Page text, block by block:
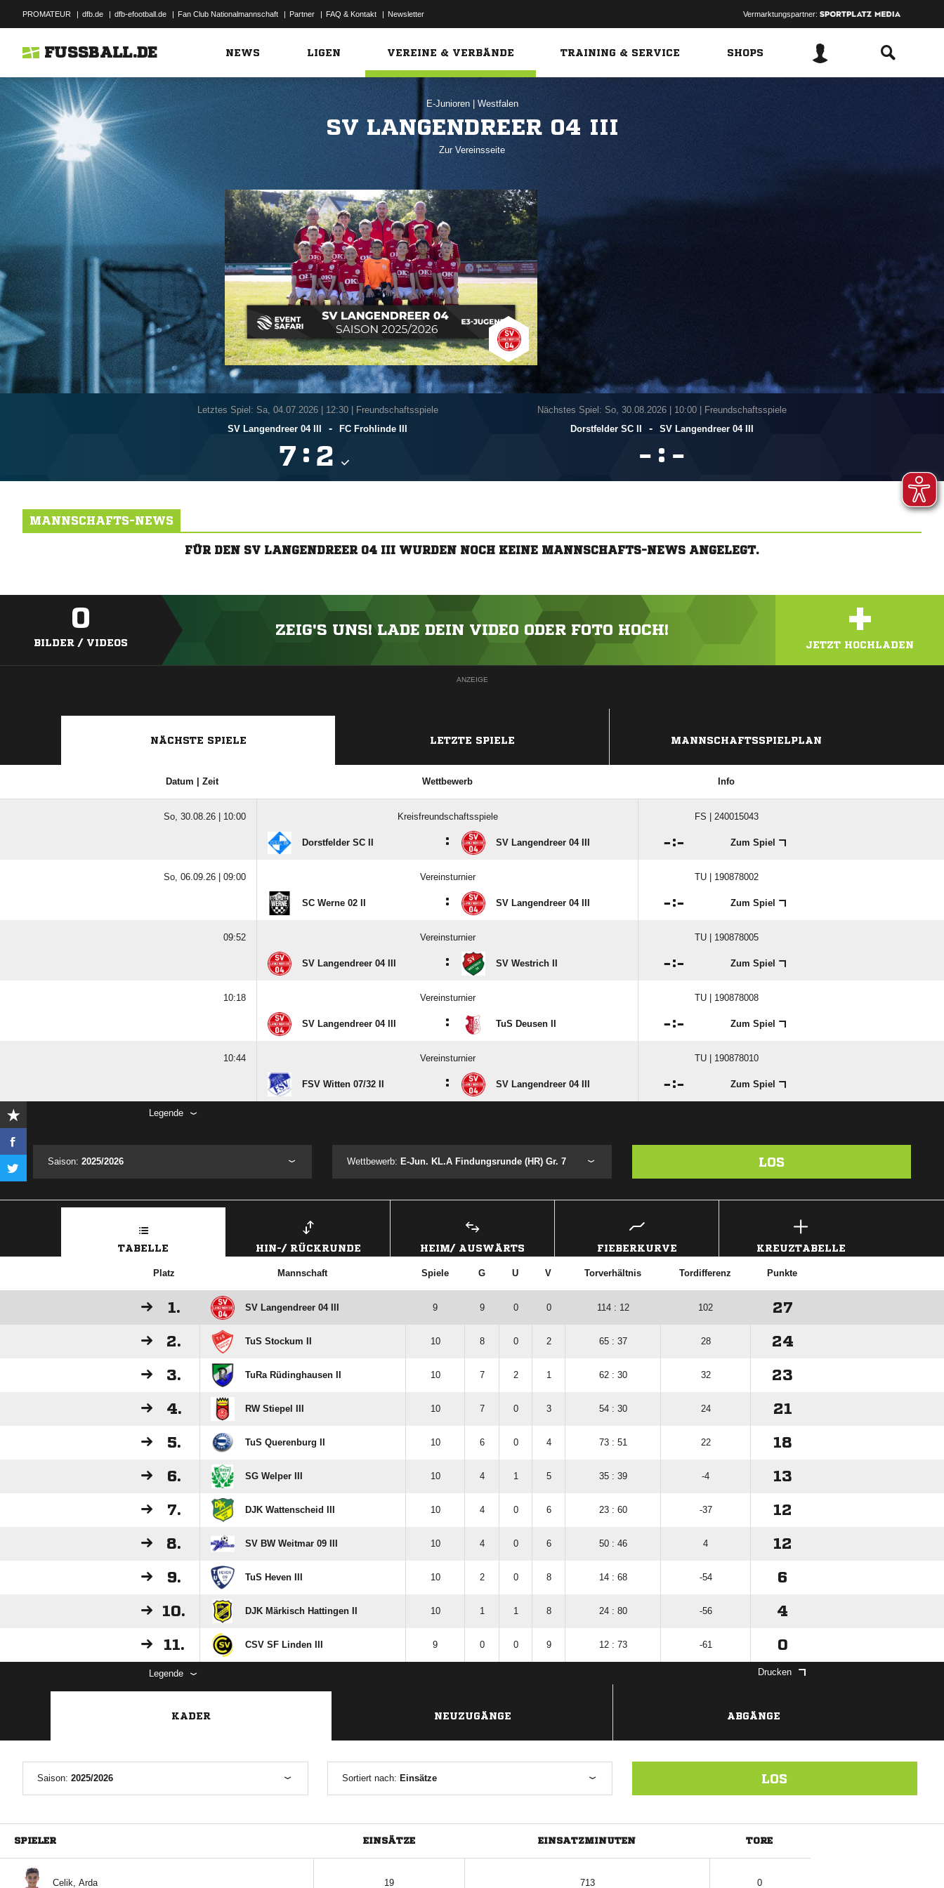
PROMATEUR | dfb.de | dfb-efootball.de | Fan Club Nationalmannschaft | Partner | FAQ & Kontakt | Newsletter Vermarktungspartner:
FUSSBALL.DE NEWS LIGEN VEREINE & VERBÄNDE TRAINING & SERVICE SHOPS
E-Junioren Westfalen
SV LANGENDREER 04 III
Zur Vereinsseite
Letztes Spiel: Sa, 04.07.2026| 12:30 | Freundschaftsspiele
SV Langendreer 04 III
- FC Frohlinde III
 : 
Nächstes Spiel: So, 30.08.2026| 10:00 | Freundschaftsspiele
Dorstfelder SC II
- SV Langendreer 04 III
 : 
MANNSCHAFTS-NEWS
FÜR DEN SV LANGENDREER 04 III WURDEN NOCH KEINE MANNSCHAFTS-NEWS ANGELEGT.
0
BILDER / VIDEOS
ZEIG'S UNS! LADE DEIN VIDEO ODER FOTO HOCH! +
JETZT HOCHLADEN
ANZEIGE
NÄCHSTE SPIELE LETZTE SPIELE MANNSCHAFTSSPIELPLAN
Datum | Zeit Wettbewerb Info
So, 30.08.26 | 10:00 Kreisfreundschaftsspiele FS | 240015043
Dorstfelder SC II : SV Langendreer 04 III : Zum Spiel
So, 06.09.26 | 09:00 Vereinsturnier TU | 190878002
SC Werne 02 II : SV Langendreer 04 III : Zum Spiel
09:52 Vereinsturnier TU | 190878005
SV Langendreer 04 III : SV Westrich II : Zum Spiel
10:18 Vereinsturnier TU | 190878008
SV Langendreer 04 III : TuS Deusen II : Zum Spiel
10:44 Vereinsturnier TU | 190878010
FSV Witten 07/​32 II : SV Langendreer 04 III : Zum Spiel
Legende
Saison: 2025/2026 Wettbewerb: E-Jun. KL.A Findungsrunde (HR) Gr. 7 LOS
TABELLE HIN-/ RÜCKRUNDE HEIM/ AUSWÄRTS FIEBERKURVE KREUZTABELLE
Platz Mannschaft Spiele G U V Torverhältnis Tordifferenz Punkte
1. SV Langendreer 04 III 9 9 0 0 114 : 12 102 27
2. TuS Stockum II 10 8 0 2 65 : 37 28 24
3. TuRa Rüdinghausen II 10 7 2 1 62 : 30 32 23
4. RW Stiepel III 10 7 0 3 54 : 30 24 21
5. TuS Querenburg II 10 6 0 4 73 : 51 22 18
6. SG Welper III 10 4 1 5 35 : 39 -4 13
7. DJK Wattenscheid III 10 4 0 6 23 : 60 -37 12
8. SV BW Weitmar 09 III 10 4 0 6 50 : 46 4 12
9. TuS Heven III 10 2 0 8 14 : 68 -54 6
10. DJK Märkisch Hattingen II 10 1 1 8 24 : 80 -56 4
11. CSV SF Linden III 9 0 0 9 12 : 73 -61 0
Legende Drucken
KADER NEUZUGÄNGE ABGÄNGE
Saison: 2025/2026 Sortiert nach: Einsätze LOS
SPIELER EINSÄTZE EINSATZMINUTEN TORE
  19 713 0